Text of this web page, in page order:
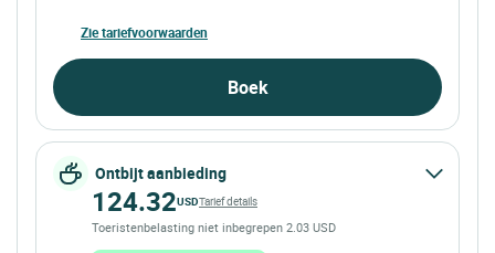
Zie tariefvoorwaarden
Boek
Ontbijt aanbieding
124.32USDTarief details
Toeristenbelasting niet inbegrepen 2.03 USD